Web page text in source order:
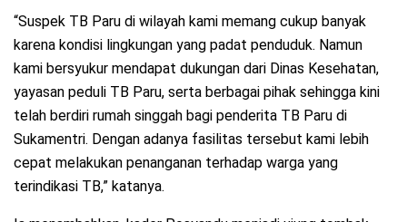
“Suspek TB Paru di wilayah kami memang cukup banyak
karena kondisi lingkungan yang padat penduduk. Namun
kami bersyukur mendapat dukungan dari Dinas Kesehatan,
yayasan peduli TB Paru, serta berbagai pihak sehingga kini
telah berdiri rumah singgah bagi penderita TB Paru di
Sukamentri. Dengan adanya fasilitas tersebut kami lebih
cepat melakukan penanganan terhadap warga yang
terindikasi TB,” katanya.